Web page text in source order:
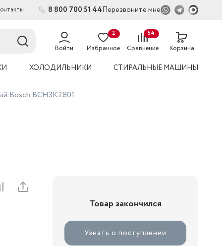
8 800 700 51 44Перезвоните мне
Войти Избранное
2
Сравнение
54
Корзина
ХОЛОДИЛЬНИКИ СТИРАЛЬНЫЕ МАШИНЫ
Bosch BCH3K2801
Товар закончился
Узнать о поступлении